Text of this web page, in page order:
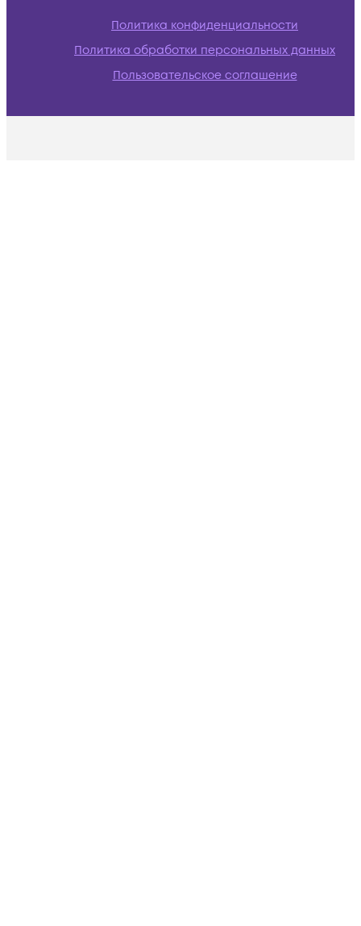
Политика конфиденциальности
Политика обработки персональных данных
Пользовательское соглашение